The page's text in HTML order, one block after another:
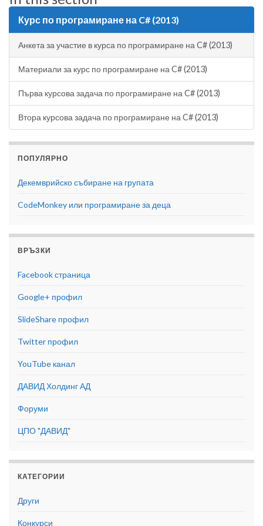
Курс по програмиране на C# (2013)
Анкета за участие в курса по програмиране на C# (2013)
Материали за курс по програмиране на C# (2013)
Първа курсова задача по програмиране на C# (2013)
Втора курсова задача по програмиране на C# (2013)
ПОПУЛЯРНО
Декемврийско събиране на групата
CodeMonkey или програмиране за деца
ВРЪЗКИ
Facebook страница
Google+ профил
SlideShare профил
Twitter профил
YouTube канал
ДАВИД Холдинг АД
Форуми
ЦПО "ДАВИД"
КАТЕГОРИИ
Други
Конкурси